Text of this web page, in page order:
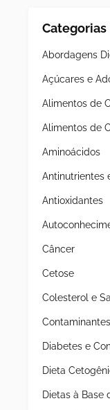
Categorias
Abordagens
Açúcares e
Alimentos de
Alimentos de
Aminoácidos
Antinutrientes
Antioxidantes
Câncer
Cetose
Colesterol e
Diabetes e
Dieta
Dietas à Base